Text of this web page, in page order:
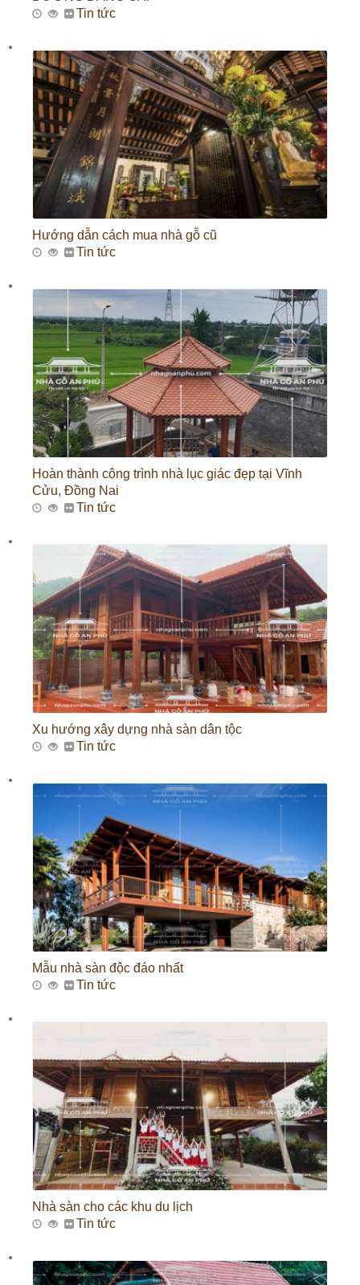
Tin tức
Hướng dẫn cách mua nhà gỗ cũ
Tin tức
Hoàn thành công trình nhà lục giác đẹp tại Vĩnh
Cửu, Đồng Nai
Tin tức
Xu hướng xây dựng nhà sàn dân tộc
Tin tức
Mẫu nhà sàn độc đáo nhất
Tin tức
Nhà sàn cho các khu du lịch
Tin tức